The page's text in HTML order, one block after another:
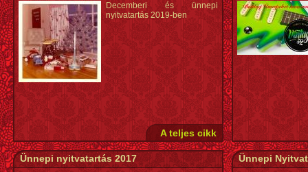
Decemberi és ünnepi
nyitvatartás 2019-ben
A teljes cikk
Ünnepi nyitvatartás 2017 Ünnepi